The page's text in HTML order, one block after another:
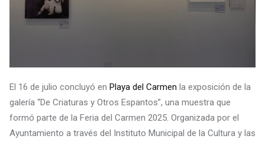
El 16 de julio concluyó en Playa del Carmen la exposición de la
galería “De Criaturas y Otros Espantos”, una muestra que
formó parte de la Feria del Carmen 2025. Organizada por el
Ayuntamiento a través del Instituto Municipal de la Cultura y las